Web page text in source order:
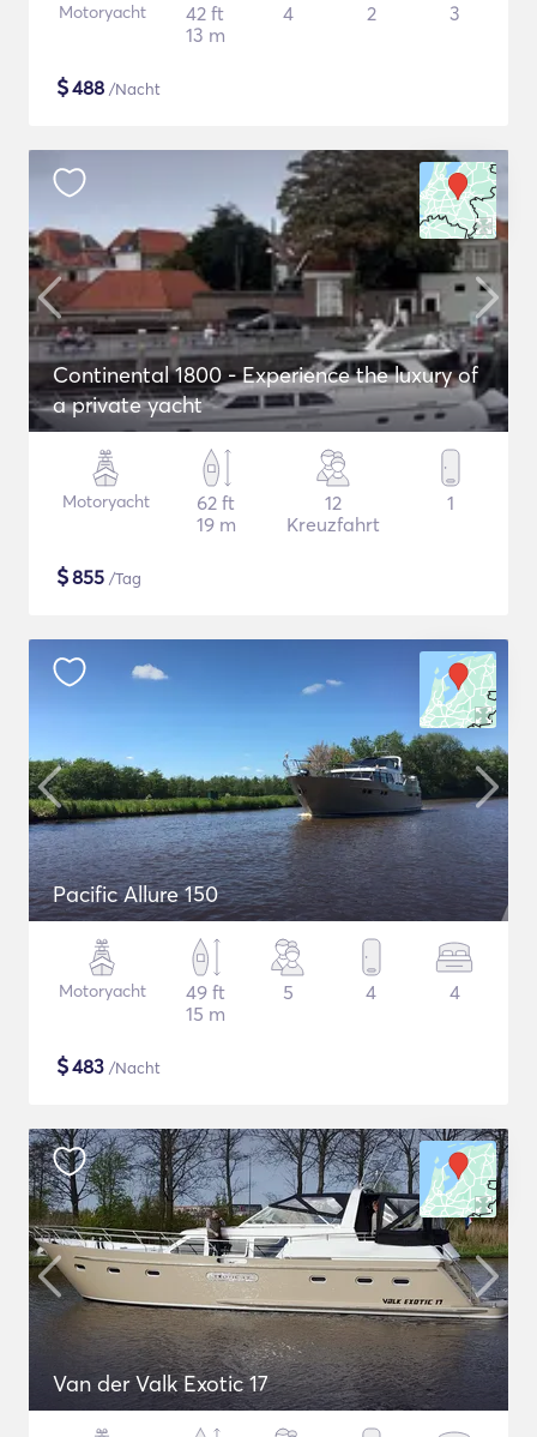
Motoryacht
42 ft
13 m
4 2 3
$488 /Nacht
Continental 1800 - Experience the luxury of
a private yacht
Motoryacht
62 ft
19 m
12
Kreuzfahrt
1
$855 /Tag
Pacific Allure 150
Motoryacht
49 ft
15 m
5 4 4
$483 /Nacht
Van der Valk Exotic 17